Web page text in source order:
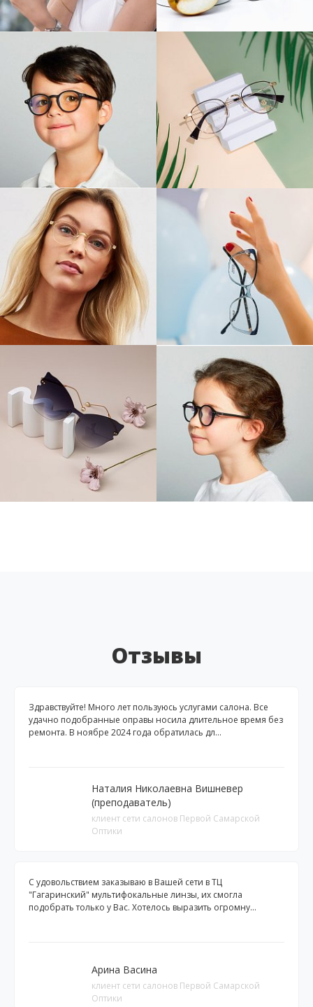
Отзывы
Здравствуйте! Много лет пользуюсь услугами салона. Все
удачно подобранные оправы носила длительное время без
ремонта. В ноябре 2024 года обратилась дл...
Наталия Николаевна Вишневер
(преподаватель)
клиент сети салонов Первой Самарской
Оптики
С удовольствием заказываю в Вашей сети в ТЦ
"Гагаринский" мультифокальные линзы, их смогла
подобрать только у Вас. Хотелось выразить огромну...
Арина Васина
клиент сети салонов Первой Самарской
Оптики